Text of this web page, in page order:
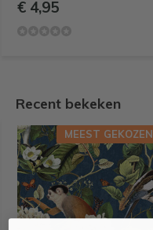
€ 4,95
Recent bekeken
MEEST GEKOZEN